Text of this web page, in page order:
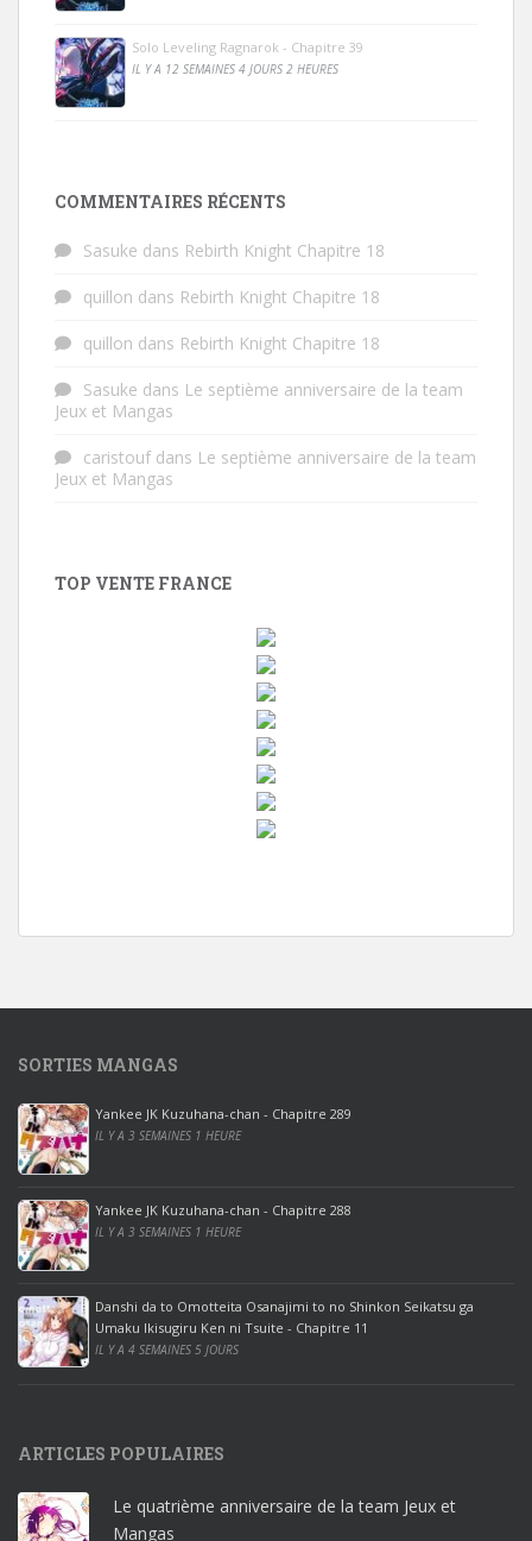
Solo Leveling Ragnarok - Chapitre 39
IL Y A 12 SEMAINES 4 JOURS 2 HEURES
COMMENTAIRES RÉCENTS
Sasuke dans Rebirth Knight Chapitre 18
quillon dans Rebirth Knight Chapitre 18
quillon dans Rebirth Knight Chapitre 18
Sasuke dans Le septième anniversaire de la team
Jeux et Mangas
caristoufdans Le septième anniversaire de la team
Jeux et Mangas
TOP VENTE FRANCE
d
0
p
r
o
o
ff
i
c
e
2
0
1
r
o
SORTIES MANGAS
Yankee JK Kuzuhana-chan - Chapitre 289
IL Y A 3 SEMAINES 1 HEURE
Yankee JK Kuzuhana-chan - Chapitre 288
IL Y A 3 SEMAINES 1 HEURE
Danshi da to Omotteita Osanajimi to no Shinkon Seikatsu ga
Umaku Ikisugiru Ken ni Tsuite - Chapitre 11
IL Y A 4 SEMAINES 5 JOURS
ARTICLES POPULAIRES
Le quatrième anniversaire de la team Jeux et
Mangas